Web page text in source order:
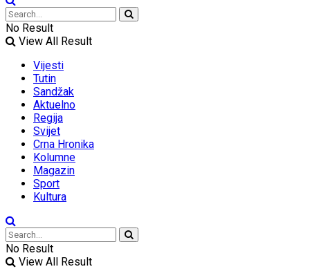
No Result
View All Result
Vijesti
Tutin
Sandžak
Aktuelno
Regija
Svijet
Crna Hronika
Kolumne
Magazin
Sport
Kultura
No Result
View All Result